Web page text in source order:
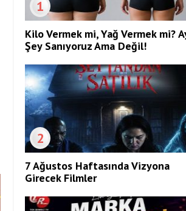
1
Kilo Vermek mi, Yağ Vermek mi?
Şey Sanıyoruz Ama Değil!
2
7 Ağustos Haftasında Vizyona
Girecek Filmler